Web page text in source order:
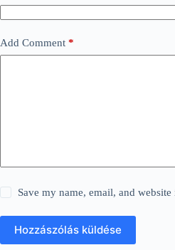
Add Comment *
Save my name, email, and
Hozzászólás küldése